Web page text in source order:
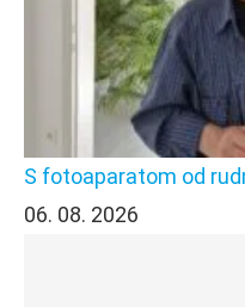
S fotoaparatom od
06. 08. 2026